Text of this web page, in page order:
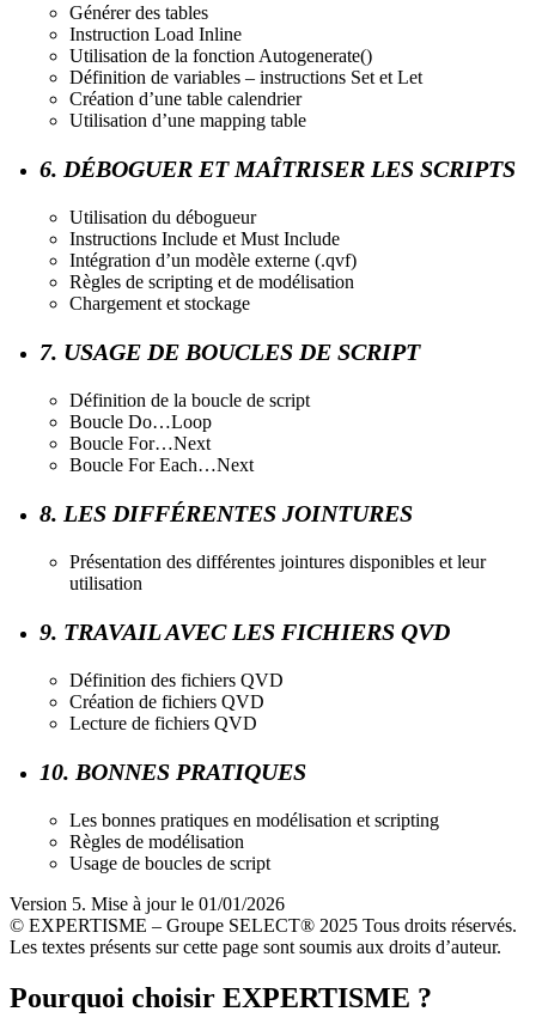
Générer des tables
Instruction Load Inline
Utilisation de la fonction Autogenerate()
Définition de variables – instructions Set et Let
Création d’une table calendrier
Utilisation d’une mapping table
6. DÉBOGUER ET MAÎTRISER LES SCRIPTS
Utilisation du débogueur
Instructions Include et Must Include
Intégration d’un modèle externe (.qvf)
Règles de scripting et de modélisation
Chargement et stockage
7. USAGE DE BOUCLES DE SCRIPT
Définition de la boucle de script
Boucle Do…Loop
Boucle For…Next
Boucle For Each…Next
8. LES DIFFÉRENTES JOINTURES
Présentation des différentes jointures disponibles et leur
utilisation
9. TRAVAIL AVEC LES FICHIERS QVD
Définition des fichiers QVD
Création de fichiers QVD
Lecture de fichiers QVD
10. BONNES PRATIQUES
Les bonnes pratiques en modélisation et scripting
Règles de modélisation
Usage de boucles de script
Version 5. Mise à jour le 01/01/2026
© EXPERTISME – Groupe SELECT® 2025 Tous droits réservés.
Les textes présents sur cette page sont soumis aux droits d’auteur.
Pourquoi choisir EXPERTISME ?